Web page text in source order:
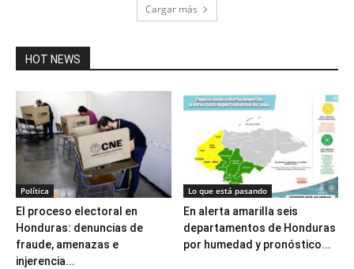
Cargar más
HOT NEWS
Política
El proceso electoral en
Honduras: denuncias de
fraude, amenazas e
injerencia...
Lo que está pasando
En alerta amarilla seis
departamentos de Honduras
por humedad y pronóstico...